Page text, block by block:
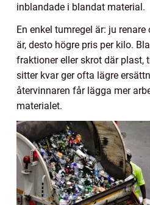
inblandade i blandat material.
En enkel tumregel är: ju
är, desto högre pris per kilo.
fraktioner eller skrot där plast,
sitter kvar ger ofta lägre
återvinnaren får lägga mer
materialet.